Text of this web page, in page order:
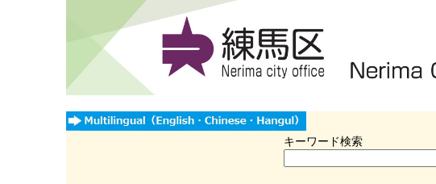
キーワード検索